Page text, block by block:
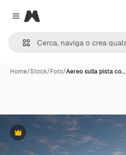
Close menu
Magnific
Home/Stock/Foto/Aereo sulla pista co…
Premium